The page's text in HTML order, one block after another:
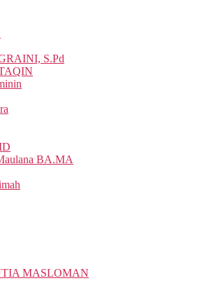
S.Pd
BA.MA
MASLOMAN